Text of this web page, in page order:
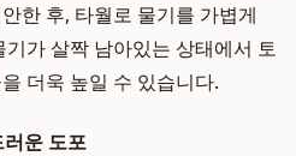
한 후, 타월로 물기를 가볍게
가 살짝 남아있는 상태에서 토
더욱 높일 수 있습니다.
운 도포